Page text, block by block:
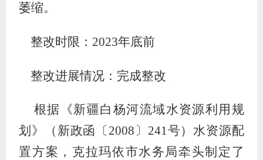
萎缩。
整改时限： 2023年底前
整改进展情况： 完成整改
根据《新疆白杨河流域水资源利用规
划》（新政函〔 2008 〕 241号）水资源配
置方案，克拉玛依市水务局牵头制定了